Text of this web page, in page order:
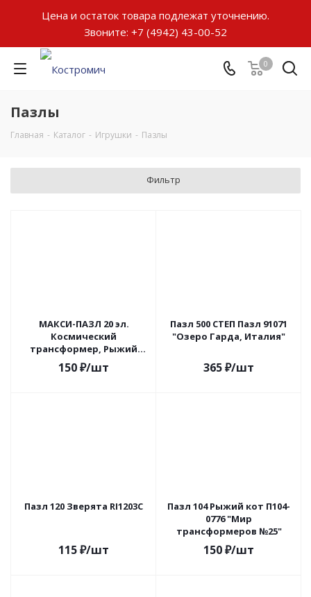
Цена и остаток товара подлежат уточнению.
Звоните: +7 (4942) 43-00-52
0
Пазлы
Главная - Каталог - Игрушки - Пазлы
Фильтр
МАКСИ-ПАЗЛ 20 эл.
Космический
трансформер, Рыжий
кот
150₽/шт
Пазл 500 СТЕП Пазл 91071
"Озеро Гарда, Италия"
365₽/шт
Пазл 120 Зверята RI1203C
115₽/шт
Пазл 104 Рыжий кот П104-
0776 "Мир
трансформеров №25"
150₽/шт